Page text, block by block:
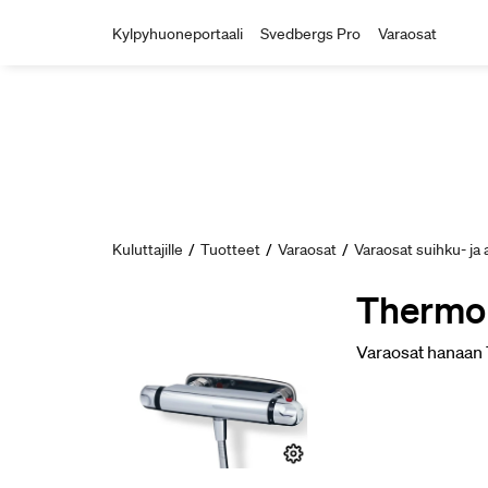
Kylpyhuoneportaali Svedbergs Pro Varaosat
Kuluttajille / Tuotteet / Varaosat / Varaosat suihku- ja
Varaosat